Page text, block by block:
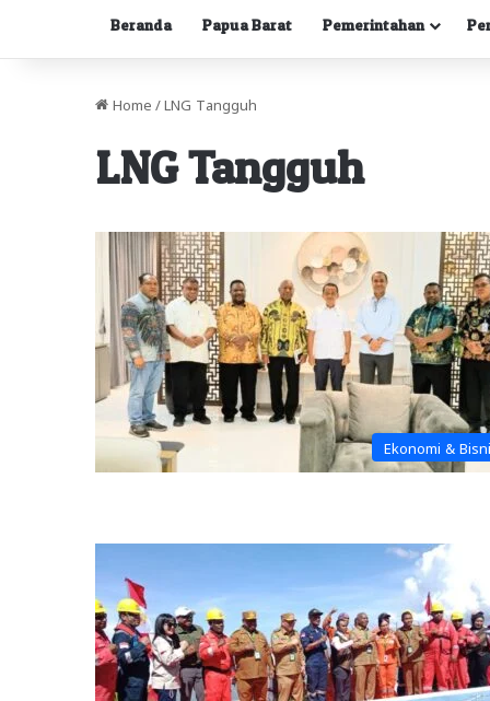
Beranda Papua Barat Pemerintahan
Home / LNG Tangguh
LNG Tangguh
Ekonomi &